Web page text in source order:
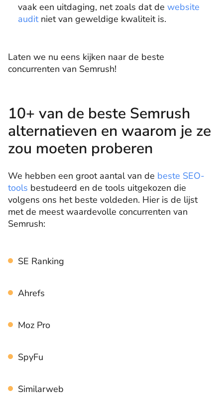
vaak een uitdaging, net zoals dat de website
auditniet van geweldige kwaliteit is.
Laten we nu eens kijken naar de beste
concurrenten van Semrush!
10+ van de beste Semrush
alternatieven en waarom je ze
zou moeten proberen
We hebben een groot aantal van de beste SEO-
tools bestudeerd en de tools uitgekozen die
volgens ons het beste voldeden. Hier is de lijst
met de meest waardevolle concurrenten van
Semrush:
SE Ranking
Ahrefs
Moz Pro
SpyFu
Similarweb